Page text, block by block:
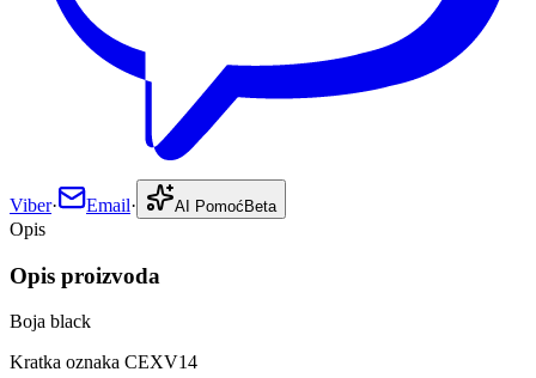
Viber· Email· AI Pomoć Beta
Opis
Opis proizvoda
Boja black
Kratka oznaka CEXV14